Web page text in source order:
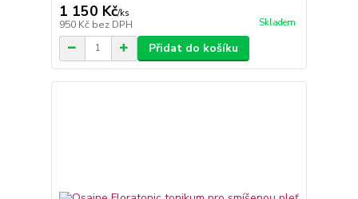
1 150 Kč/ks
950 Kč bez DPH Skladem
Přidat do košíku